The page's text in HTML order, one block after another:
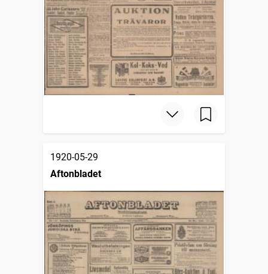
1920-05-29
Aftonbladet